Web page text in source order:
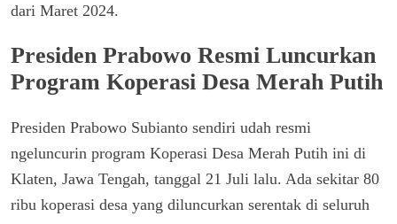
dari Maret 2024.
Presiden Prabowo Resmi Luncurkan
Program Koperasi Desa Merah Putih
Presiden Prabowo Subianto sendiri udah resmi
ngeluncurin program Koperasi Desa Merah Putih ini di
Klaten, Jawa Tengah, tanggal 21 Juli lalu. Ada sekitar 80
ribu koperasi desa yang diluncurkan serentak di seluruh